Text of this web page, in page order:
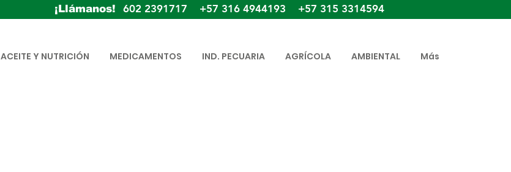
¡Llámanos! 602 2391717 +57 316 4944193 +57 315 3314594
ACEITE Y NUTRICIÓN MEDICAMENTOS IND. PECUARIA AGRÍCOLA AMBIENTAL Más